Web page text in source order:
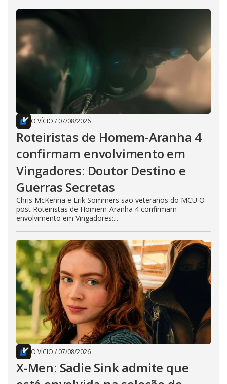
O VÍCIO / 07/08/2026
Roteiristas de Homem-Aranha 4
confirmam envolvimento em
Vingadores: Doutor Destino e
Guerras Secretas
Chris McKenna e Erik Sommers são veteranos do MCU O
post Roteiristas de Homem-Aranha 4 confirmam
envolvimento em Vingadores:...
O VÍCIO / 07/08/2026
X-Men: Sadie Sink admite que